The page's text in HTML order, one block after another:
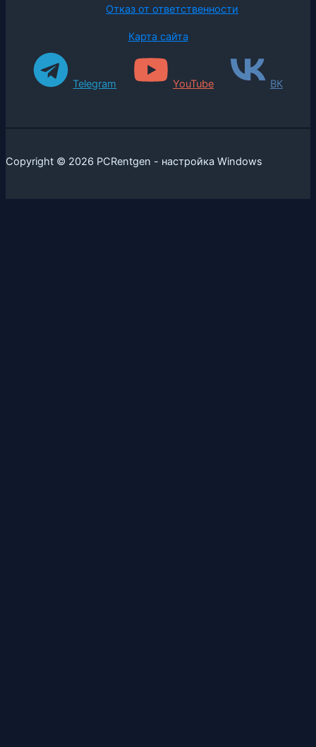
Отказ от ответственности
Карта сайта
Telegram YouTube ВК
Copyright © 2026 PCRentgen - настройка Windows